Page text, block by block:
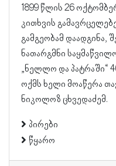
1899 წლის 26
კითხვის
გამგეობამ დაადგინა,
ნათარგმნი
„ნელლო და პატრაში“
ოქმს ხელი მოაწერა
ნიკოლოზ ცხვედაძემ.
პირები
წყარო